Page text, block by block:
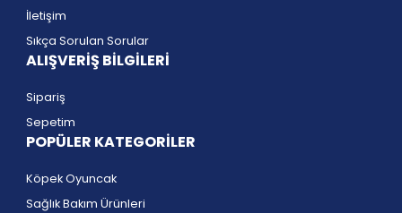
İletişim
Sıkça Sorulan Sorular
ALIŞVERİŞ BİLGİLERİ
Sipariş
Sepetim
POPÜLER KATEGORİLER
Köpek Oyuncak
Sağlık Bakım Ürünleri